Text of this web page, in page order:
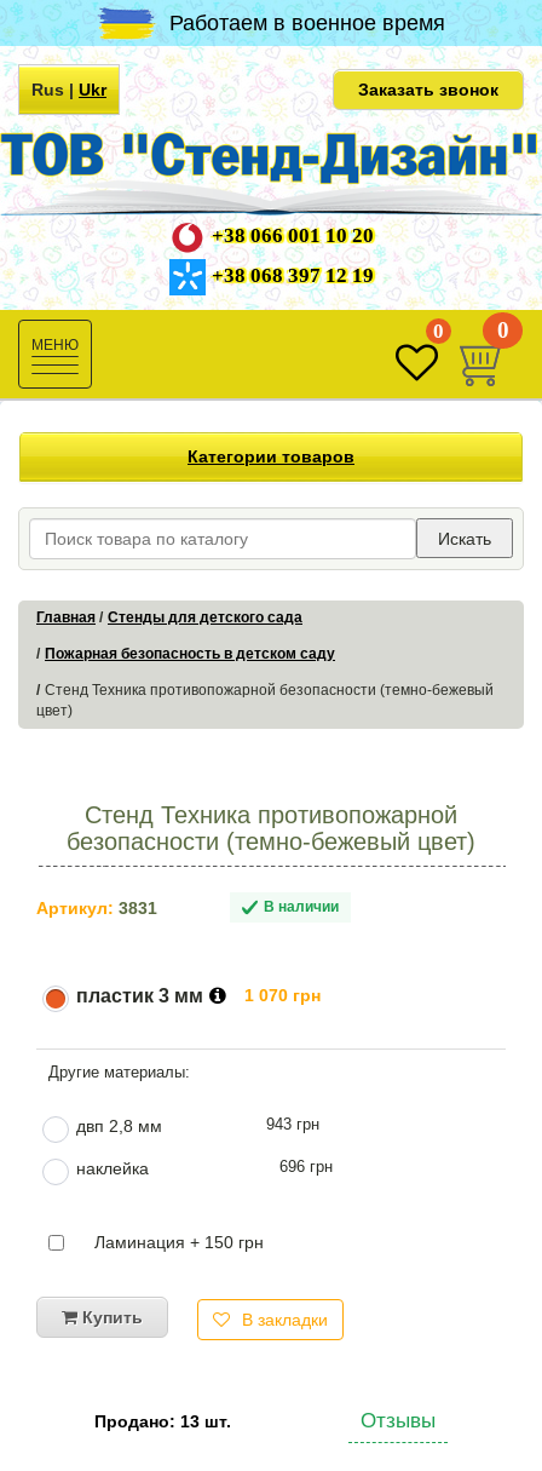
Работаем в военное время
Rus|Ukr Заказать звонок
+38 066 001 10 20
+38 068 397 12 19
Toggle
navigation
0 0
Категории товаров
Искать
Главная Стенды для детского сада
Пожарная безопасность в детском саду
Стенд Техника противопожарной безопасности (темно-бежевый
цвет)
Стенд Техника противопожарной
безопасности (темно-бежевый цвет)
Артикул: 3831 В наличии
пластик 3 мм 1 070 грн
двп 2,8 мм 943 грн
наклейка 696 грн
Ламинация + 150 грн
Купить В закладки
Продано: 13 шт. Отзывы